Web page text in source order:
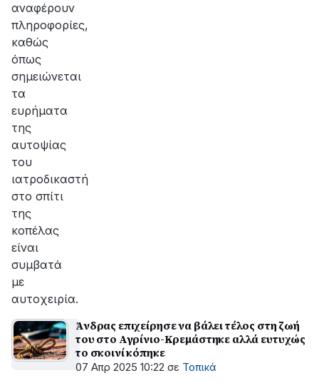
αναφέρουν
πληροφορίες,
καθώς
όπως
σημειώνεται
τα
ευρήματα
της
αυτοψίας
του
ιατροδικαστή
στο σπίτι
της
κοπέλας
είναι
συμβατά
με
αυτοχειρία.
Άνδρας επιχείρησε να βάλει τέλος στη ζωή
του στο Αγρίνιο-Κρεμάστηκε αλλά ευτυχώς
το σκοινί κόπηκε
07 Απρ 2025 10:22 σε Τοπικά